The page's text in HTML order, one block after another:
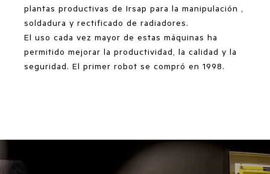
plantas productivas de Irsap para la manipulación ,
soldadura y rectificado de radiadores.
El uso cada vez mayor de estas máquinas ha
permitido mejorar la productividad, la calidad y la
seguridad. El primer robot se compró en 1998.